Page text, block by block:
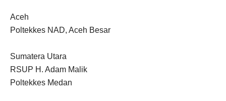
Aceh
Poltekkes NAD, Aceh Besar
Sumatera Utara
RSUP H. Adam Malik
Poltekkes Medan